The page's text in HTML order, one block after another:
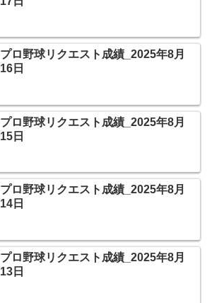
プロ野球リクエスト成績_2025年8月
16日
プロ野球リクエスト成績_2025年8月
15日
プロ野球リクエスト成績_2025年8月
14日
プロ野球リクエスト成績_2025年8月
13日